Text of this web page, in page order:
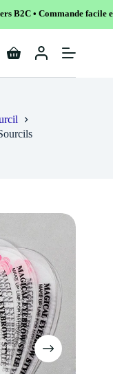
facile et sécurisé
Shopping